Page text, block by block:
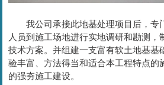
我公司承接此地基处理项目后，专
人员到施工场地进行实地调研和勘测，
技术方案。并组建一支富有软土地基基
验丰富、方法得当和适合本工程特点的
的强夯施工建设。